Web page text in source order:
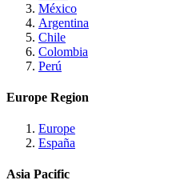
México
Argentina
Chile
Colombia
Perú
Europe Region
Europe
España
Asia Pacific